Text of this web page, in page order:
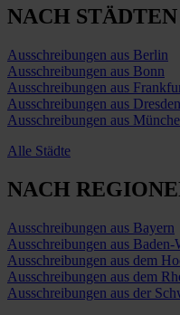
NACH STÄDTEN
Ausschreibungen aus Berlin
Ausschreibungen aus Bonn
Ausschreibungen aus
Ausschreibungen aus Dresden
Ausschreibungen aus
Alle Städte
NACH
Ausschreibungen aus Bayern
Ausschreibungen aus Baden-
Ausschreibungen aus dem
Ausschreibungen aus dem
Ausschreibungen aus der